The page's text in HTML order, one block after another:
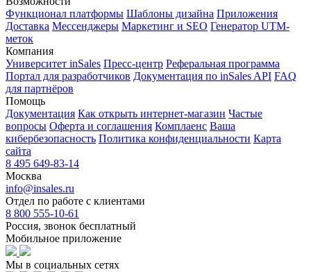
Функционал платформы Шаблоны дизайна Приложения
Доставка Мессенджеры Маркетинг и SEO Генератор UTM-
меток
Компания
Университет inSales Пресс-центр Реферальная программа
Портал для разработчиков Документация по inSales API FAQ
для партнёров
Помощь
Документация Как открыть интернет-магазин Частые
вопросы Оферта и соглашения Комплаенс Ваша
кибербезопасность Политика конфиденциальности Карта
сайта
8 495 649-83-14
Москва
info@insales.ru
Отдел по работе с клиентами
8 800 555-10-61
Россия, звонок бесплатный
Мобильное приложение
Мы в социальных сетях